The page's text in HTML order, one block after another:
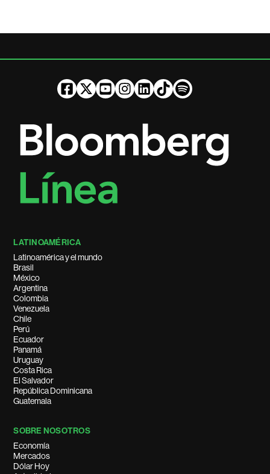
LATINOAMÉRICA
Latinoamérica y el mundo
Brasil
México
Argentina
Colombia
Venezuela
Chile
Perú
Ecuador
Panamá
Uruguay
Costa Rica
El Salvador
República Dominicana
Guatemala
SOBRE NOSOTROS
Economía
Mercados
Dólar Hoy